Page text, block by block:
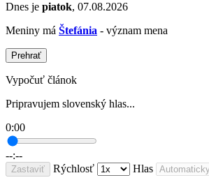
Dnes je piatok, 07.08.2026
Meniny má Štefánia - význam mena
Prehrať
Vypočuť článok
Pripravujem slovenský hlas...
0:00
--:--
Zastaviť Rýchlosť Hlas